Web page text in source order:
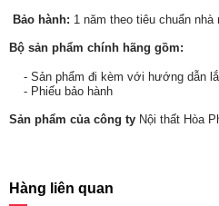
Bảo hành: 1 năm theo tiêu chuẩn nhà
Bộ sản phẩm chính hãng gồm:
- Sản phẩm đi kèm với hướng dẫn
- Phiếu bảo hành
Sản phẩm của công ty Nội thất Hòa
Hàng liên quan